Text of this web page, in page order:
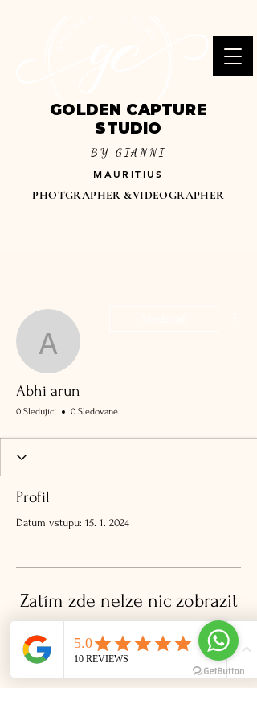
GOLDEN CAPTURE
STUDIO
BY GIANNI
MAURITIUS
PHOTGRAPHER &VIDEOGRAPHER
Abhi arun
Abhi arun
0 Sledující 0 Sledované
Profil
Datum vstupu: 15. 1. 2024
Zatím zde nelze nic zobrazit
Když o sobě tento člen přidá nějaké
informace, uvidíte je zde.